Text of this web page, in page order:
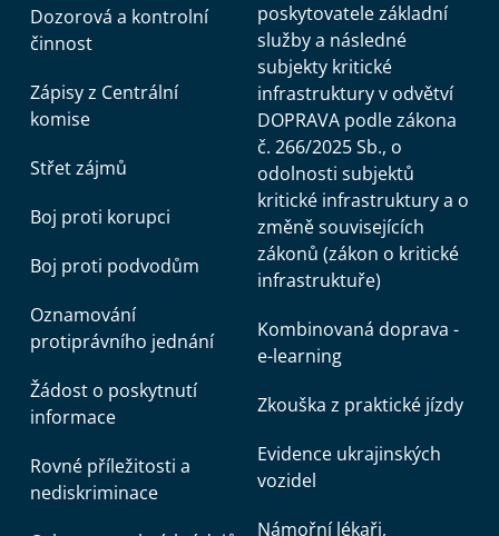
Dozorová a kontrolní
činnost
Zápisy z Centrální
komise
Střet zájmů
Boj proti korupci
Boj proti podvodům
Oznamování
protiprávního jednání
Žádost o poskytnutí
informace
Rovné příležitosti a
nediskriminace
poskytovatele základní
služby a následné
subjekty kritické
infrastruktury v odvětví
DOPRAVA podle zákona
č. 266/2025 Sb., o
odolnosti subjektů
kritické infrastruktury a o
změně souvisejících
zákonů (zákon o kritické
infrastruktuře)
Kombinovaná doprava -
e-learning
Zkouška z praktické jízdy
Evidence ukrajinských
vozidel
Námořní lékaři,